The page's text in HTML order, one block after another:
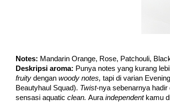
Notes: Mandarin Orange, Rose, Patchouli,
Deskripsi aroma: Punya notes yang kurang
fruity dengan woody notes, tapi di varian
Beautyhaul Squad). Twist-nya sebenarnya
sensasi aquatic clean. Aura independent kamu